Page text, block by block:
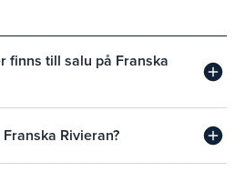
finns till salu på Franska
Rivieran?